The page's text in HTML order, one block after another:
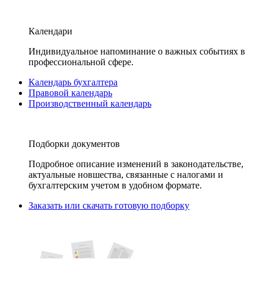
Календари
Индивидуальное напоминание о важных событиях в
профессиональной сфере.
Календарь бухгалтера
Правовой календарь
Производственный календарь
Подборки документов
Подробное описание изменений в законодательстве,
актуальные новшества, связанные с налогами и
бухгалтерским учетом в удобном формате.
Заказать или скачать готовую подборку